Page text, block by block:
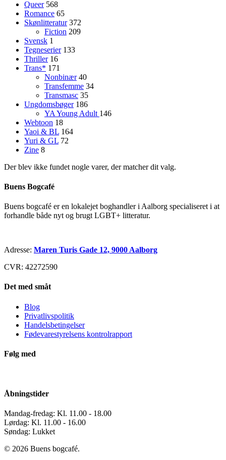
Queer 568
Romance 65
Skønlitteratur 372
Fiction 209
Svensk 1
Tegneserier 133
Thriller 16
Trans* 171
Nonbinær 40
Transfemme 34
Transmasc 35
Ungdomsbøger 186
YA Young Adult 146
Webtoon 18
Yaoi & BL 164
Yuri & GL 72
Zine 8
Der blev ikke fundet nogle varer, der matcher dit valg.
Buens Bogcafé
Buens bogcafé er en lokalejet boghandler i Aalborg specialiseret i at
forhandle både nyt og brugt LGBT+ litteratur.
Adresse: Maren Turis Gade 12, 9000 Aalborg
CVR: 42272590
Det med småt
Blog
Privatlivspolitik
Handelsbetingelser
Fødevarestyrelsens kontrolrapport
Følg med
Åbningstider
Mandag-fredag: Kl. 11.00 - 18.00
Lørdag: Kl. 11.00 - 16.00
Søndag: Lukket
© 2026 Buens bogcafé.